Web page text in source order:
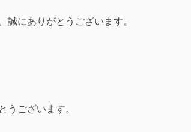
にありがとうございます。
ございます。